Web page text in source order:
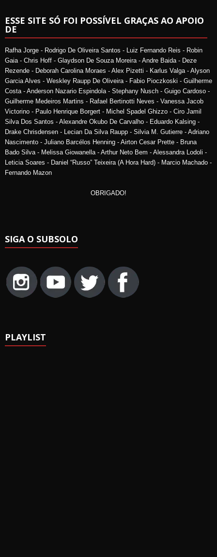
ESSE SITE SÓ FOI POSSÍVEL GRAÇAS AO APOIO
DE
Rafha Jorge - Rodrigo De Oliveira Santos - Luiz Fernando Reis - Robin
Gaia - Chris Hoff - Glaydson De Souza Moreira - Andre Baida - Deze
Rezende - Deborah Carolina Moraes - Alex Pizetti - Karlus Valga - Alyson
Garcia Alves - Weskley Raupp De Oliveira - Fabio Pioczkoski - Guilherme
Costa - Anderson Nazario Espindola - Stephany Nusch - Guigo Cardoso -
Guilherme Medeiros Martins - Rafael Bertinotti Neves - Vanessa Jacob
Victorino - Paulo Henrique Borgert - Michel Spadel Ghizzo - Ciro Jamil
Silva Dos Santos - Alexandre Okubo De Carvalho - Eduardo Kalsing -
Drake Chrisdensen - Lecian Da Silva Raupp - Silvia M. Gutierre - Adriano
Nascimento - Juliano Barcélos Henning - Airton Cesar Prette - Bruna
Bado Silva - Melissa Giowanella - Arthur Neto Bem - Alessandra Lodoli -
Leticia Soares - Daniel “Russo” Teixeira (A Hora Hard) - Marcio Machado -
Fernando Mazon
OBRIGADO!
SIGA O SUBSOLO
PLAYLIST